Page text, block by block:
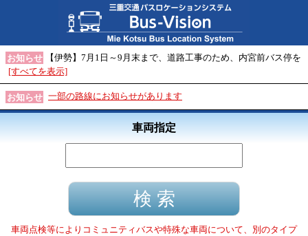
お知らせ
【伊勢】7月1日～9月末まで、道路工事のため、内宮前バス停を
[すべてを表示]
お知らせ 一部の路線にお知らせがあります
車両指定
車両点検等によりコミュニティバスや特殊な車両について、別のタイプ